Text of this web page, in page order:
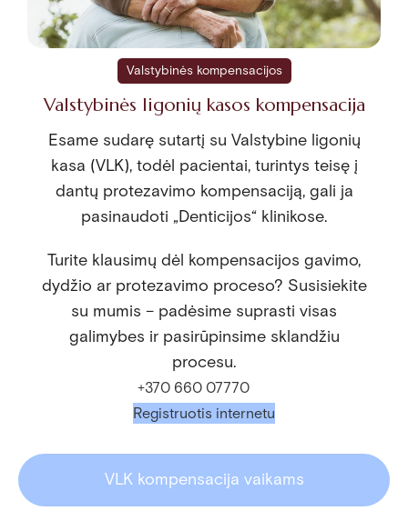
VLK kompensacija vaikams
Valstybinės kompensacijos
Valstybinės ligonių kasos kompensacija
Esame sudarę sutartį su Valstybine ligonių
kasa (VLK), todėl pacientai, turintys teisę į
dantų protezavimo kompensaciją, gali ja
pasinaudoti „Denticijos“ klinikose.
Turite klausimų dėl kompensacijos gavimo,
dydžio ar protezavimo proceso? Susisiekite
su mumis – padėsime suprasti visas
galimybes ir pasirūpinsime sklandžiu
procesu.
+370 660 07770
Registruotis internetu